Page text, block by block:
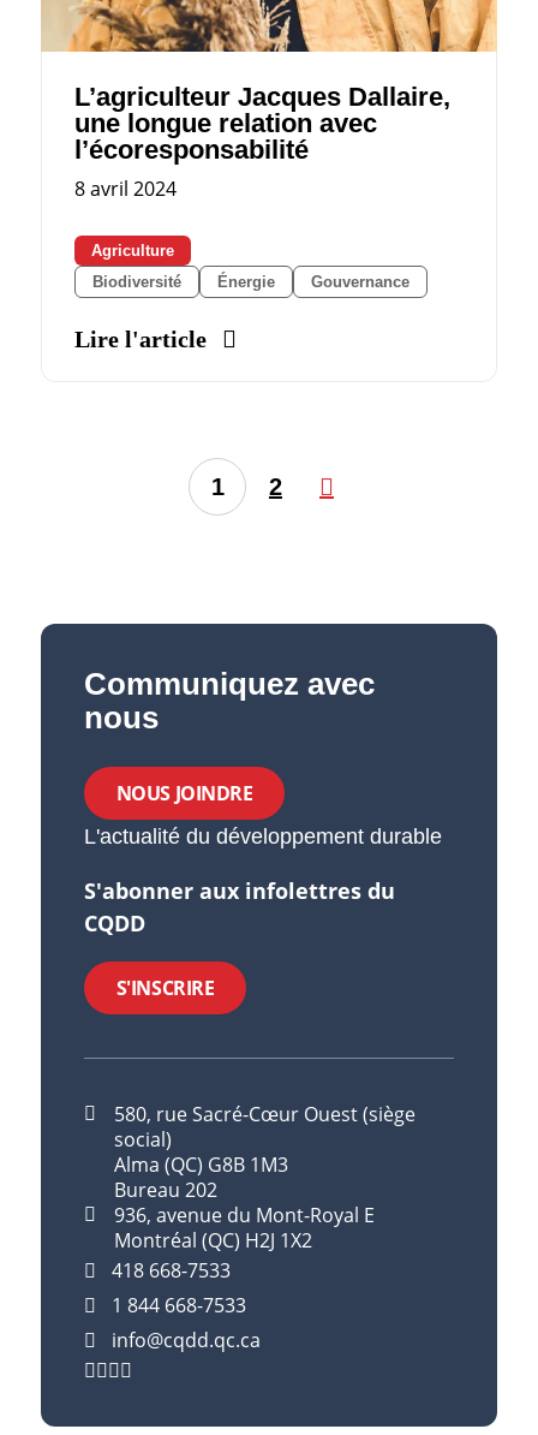
L’agriculteur Jacques Dallaire,
une longue relation avec
l’écoresponsabilité
8 avril 2024
Agriculture
Biodiversité
Énergie Gouvernance
Lire l'article
1 2
Communiquez avec
nous
NOUS JOINDRE
L'actualité du développement durable
S'abonner aux infolettres du
CQDD
S'INSCRIRE
580, rue Sacré-Cœur Ouest (siège
social)
Alma (QC) G8B 1M3
Bureau 202
936, avenue du Mont-Royal E
Montréal (QC) H2J 1X2
418 668-7533
1 844 668-7533
info@cqdd.qc.ca